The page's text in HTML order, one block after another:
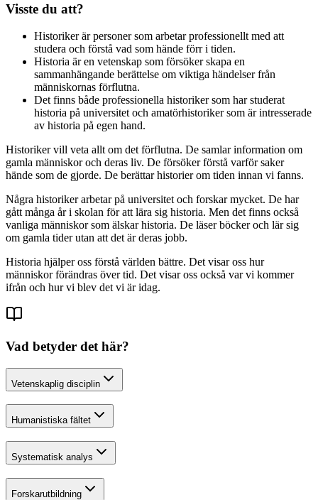
Visste du att?
Historiker är personer som arbetar professionellt med att
studera och förstå vad som hände förr i tiden.
Historia är en vetenskap som försöker skapa en
sammanhängande berättelse om viktiga händelser från
människornas förflutna.
Det finns både professionella historiker som har studerat
historia på universitet och amatörhistoriker som är intresserade
av historia på egen hand.
Historiker vill veta allt om det förflutna. De samlar information om
gamla människor och deras liv. De försöker förstå varför saker
hände som de gjorde. De berättar historier om tiden innan vi fanns.
Några historiker arbetar på universitet och forskar mycket. De har
gått många år i skolan för att lära sig historia. Men det finns också
vanliga människor som älskar historia. De läser böcker och lär sig
om gamla tider utan att det är deras jobb.
Historia hjälper oss förstå världen bättre. Det visar oss hur
människor förändras över tid. Det visar oss också var vi kommer
ifrån och hur vi blev det vi är idag.
Vad betyder det här?
Vetenskaplig disciplin
Humanistiska fältet
Systematisk analys
Forskarutbildning